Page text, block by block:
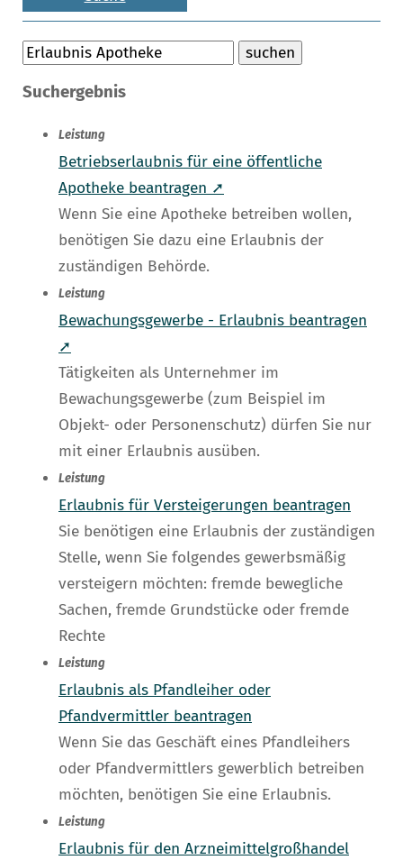
Suchergebnis
Leistung
Betriebserlaubnis für eine öffentliche
Apotheke beantragen ➚
Wenn Sie eine Apotheke betreiben wollen,
benötigen Sie dazu eine Erlaubnis der
zuständigen Behörde.
Leistung
Bewachungsgewerbe - Erlaubnis beantragen
➚
Tätigkeiten als Unternehmer im
Bewachungsgewerbe (zum Beispiel im
Objekt- oder Personenschutz) dürfen Sie nur
mit einer Erlaubnis ausüben.
Leistung
Erlaubnis für Versteigerungen beantragen
Sie benötigen eine Erlaubnis der zuständigen
Stelle, wenn Sie folgendes gewerbsmäßig
versteigern möchten: fremde bewegliche
Sachen, fremde Grundstücke oder fremde
Rechte
Leistung
Erlaubnis als Pfandleiher oder
Pfandvermittler beantragen
Wenn Sie das Geschäft eines Pfandleihers
oder Pfandvermittlers gewerblich betreiben
möchten, benötigen Sie eine Erlaubnis.
Leistung
Erlaubnis für den Arzneimittelgroßhandel